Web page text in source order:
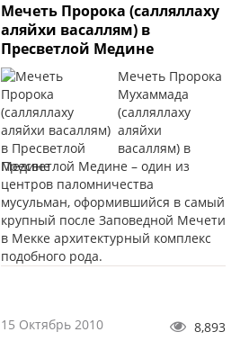
Мечеть Пророка (салляллаху
аляйхи васаллям) в
Пресветлой Медине
Мечеть Пророка
Мухаммада
(салляллаху
аляйхи
васаллям) в
Пресветлой Медине – один из
центров паломничества
мусульман, оформившийся в самый
крупный после Заповедной Мечети
в Мекке архитектурный комплекс
подобного рода.
15 Октябрь 2010 8,893